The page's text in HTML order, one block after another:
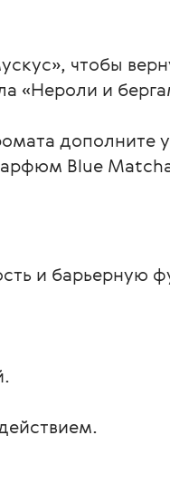
чтобы
«Нероли и
дополните
Blue
и барьерную